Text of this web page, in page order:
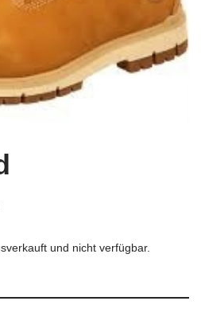
und nicht verfügbar.